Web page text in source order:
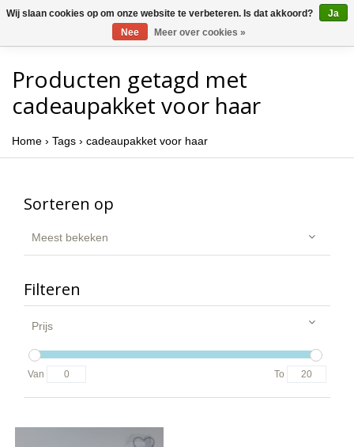
Producten getagd met
cadeaupakket voor haar
Home › Tags › cadeaupakket voor haar
Sorteren op
Meest bekeken
Filteren
Prijs
Van To
Wij slaan cookies op om onze website te verbeteren. Is dat akkoord?
Ja
Nee
Meer over cookies »